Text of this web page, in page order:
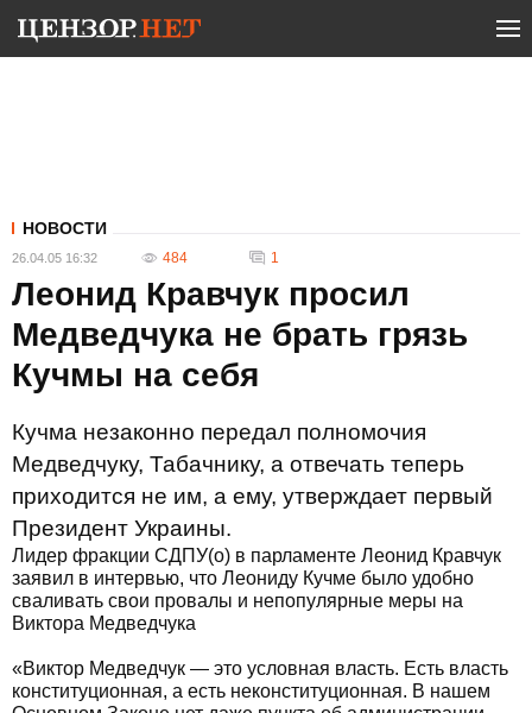
НОВОСТИ
26.04.05 16:32 484 1
Леонид Кравчук просил
Медведчука не брать грязь
Кучмы на себя
Кучма незаконно передал полномочия
Медведчуку, Табачнику, а отвечать теперь
приходится не им, а ему, утверждает первый
Президент Украины.
Лидер фракции СДПУ(о) в парламенте Леонид Кравчук
заявил в интервью, что Леониду Кучме было удобно
сваливать свои провалы и непопулярные меры на
Виктора Медведчука
«Виктор Медведчук — это условная власть. Есть власть
конституционная, а есть неконституционная. В нашем